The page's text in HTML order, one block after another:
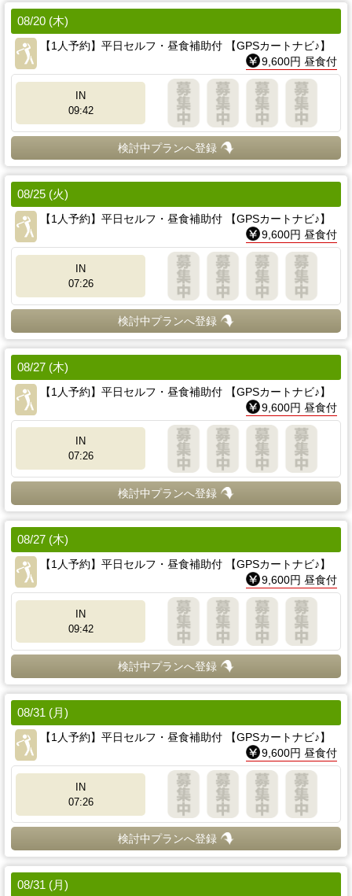
08/20 (木)
【1人予約】平日セルフ・昼食補助付 【GPSカートナビ♪】
9,600円 昼食付
IN
09:42
検討中プランへ登録
08/25 (火)
【1人予約】平日セルフ・昼食補助付 【GPSカートナビ♪】
9,600円 昼食付
IN
07:26
検討中プランへ登録
08/27 (木)
【1人予約】平日セルフ・昼食補助付 【GPSカートナビ♪】
9,600円 昼食付
IN
07:26
検討中プランへ登録
08/27 (木)
【1人予約】平日セルフ・昼食補助付 【GPSカートナビ♪】
9,600円 昼食付
IN
09:42
検討中プランへ登録
08/31 (月)
【1人予約】平日セルフ・昼食補助付 【GPSカートナビ♪】
9,600円 昼食付
IN
07:26
検討中プランへ登録
08/31 (月)